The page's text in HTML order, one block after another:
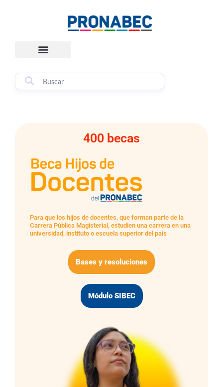
400 becas
Para que los hijos de docentes, que forman parte de la
Carrera Pública Magisterial, estudien una carrera en una
universidad, instituto o escuela superior del país
Bases y resoluciones
Módulo SIBEC